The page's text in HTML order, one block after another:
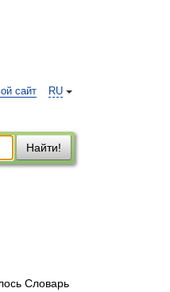
RU
сайт
Найти!
Словарь